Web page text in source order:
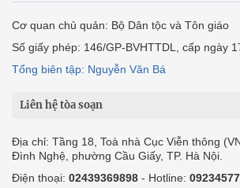
Cơ quan chủ quản: Bộ Dân tộc và Tôn giáo
Số giấy phép: 146/GP-BVHTTDL, cấp ngày
Tổng biên tập: Nguyễn Văn Bá
Liên hệ tòa soạn
Địa chỉ: Tầng 18, Toà nhà Cục Viễn thông
Đình Nghệ, phường Cầu Giấy, TP. Hà Nội.
Điện thoại: 02439369898 - Hotline: